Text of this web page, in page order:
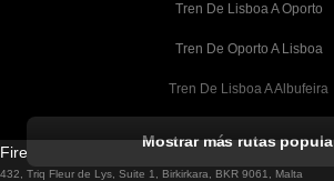
Tren De Lisboa A Oporto
Tren De Oporto A Lisboa
Tren De Lisboa A Albufeira
Tren De Lisboa A Lagos
Mostrar más rutas
Firebird GT Limited (OC 1451)
432, Triq Fleur de Lys, Suite 1, Birkirkara, BKR 9061, Malta